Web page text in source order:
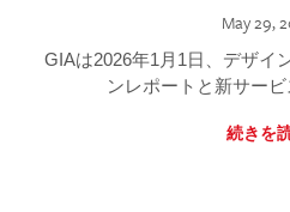
May 29,
GIAは2026年1月1日、デザイ
ンレポートと新サービ
続きを